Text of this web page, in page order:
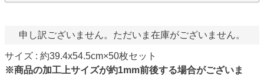
申し訳ございません。ただいま在庫がございません。
サイズ : 約39.4x54.5cm×50枚セット
※商品の加工上サイズが約1mm前後する場合がございま